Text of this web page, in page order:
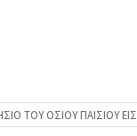
ΤΟΥ ΟΣΙΟΥ ΠΑΙΣΙΟΥ